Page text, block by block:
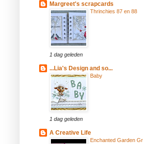
Margreet's scrapcards
Thrinchies 87 en 88
1 dag geleden
...Lia's Design and so...
Baby
1 dag geleden
A Creative Life
Enchanted Garden